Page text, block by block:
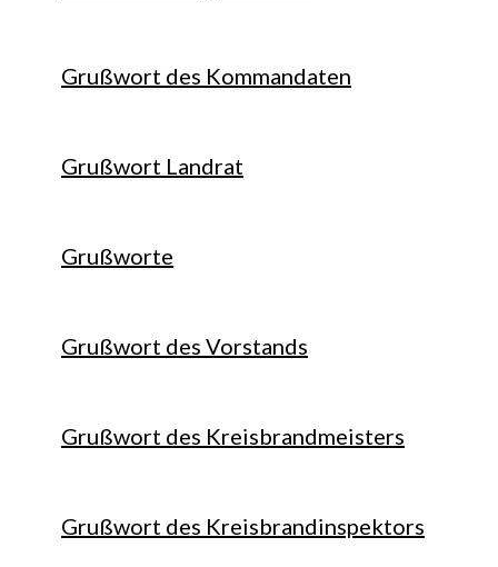
Grußwort des Kommandaten
Grußwort Landrat
Grußworte
Grußwort des Vorstands
Grußwort des Kreisbrandmeisters
Grußwort des Kreisbrandinspektors